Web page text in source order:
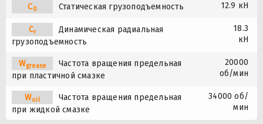
C0 Статическая грузоподъемность 12.9 кН
Cr
Динамическая радиальная
грузоподъемность
18.3
кН
Wgrease
Частота вращения предельная
при пластичной смазке
20000
об/мин
Woil
Частота вращения предельная
при жидкой смазке
34000 об/
мин